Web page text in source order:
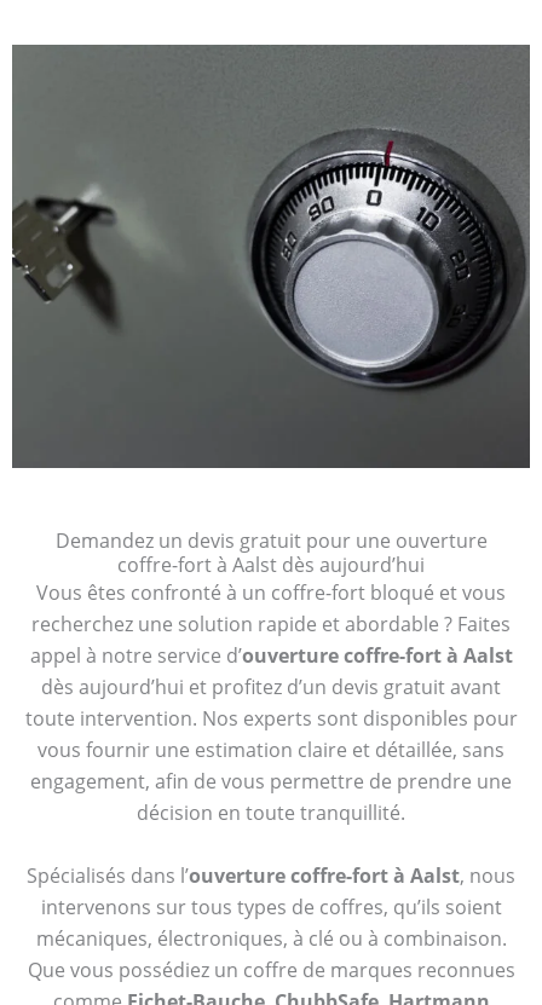
Demandez un devis gratuit pour une ouverture
coffre-fort à Aalst dès aujourd’hui
Vous êtes confronté à un coffre-fort bloqué et vous
recherchez une solution rapide et abordable ? Faites
appel à notre service d’ouverture coffre-fort à Aalst
dès aujourd’hui et profitez d’un devis gratuit avant
toute intervention. Nos experts sont disponibles pour
vous fournir une estimation claire et détaillée, sans
engagement, afin de vous permettre de prendre une
décision en toute tranquillité.
Spécialisés dans l’ouverture coffre-fort à Aalst, nous
intervenons sur tous types de coffres, qu’ils soient
mécaniques, électroniques, à clé ou à combinaison.
Que vous possédiez un coffre de marques reconnues